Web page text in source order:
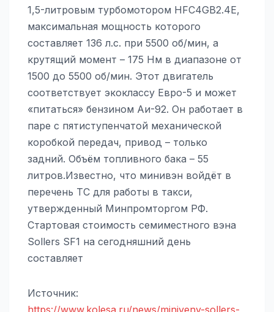
1,5-литровым турбомотором HFC4GB2.4E,
максимальная мощность которого
составляет 136 л.с. при 5500 об/мин, а
крутящий момент – 175 Нм в диапазоне от
1500 до 5500 об/мин. Этот двигатель
соответствует экоклассу Евро-5 и может
«питаться» бензином Аи-92. Он работает в
паре с пятиступенчатой механической
коробкой передач, привод – только
задний. Объём топливного бака – 55
литров.Известно, что минивэн войдёт в
перечень ТС для работы в такси,
утвержденный Минпромторгом РФ.
Стартовая стоимость семиместного вэна
Sollers SF1 на сегодняшний день
составляет
Источник:
https://www.kolesa.ru/news/miniveny-sollers-